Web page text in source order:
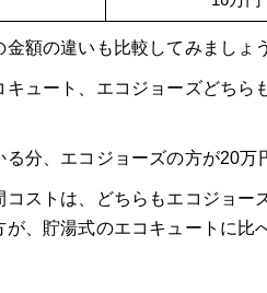
額の違いも比較してみましょ
ュート、エコジョーズどちら
分、エコジョーズの方が20万
ストは、どちらもエコジョー
が、貯湯式のエコキュートに比